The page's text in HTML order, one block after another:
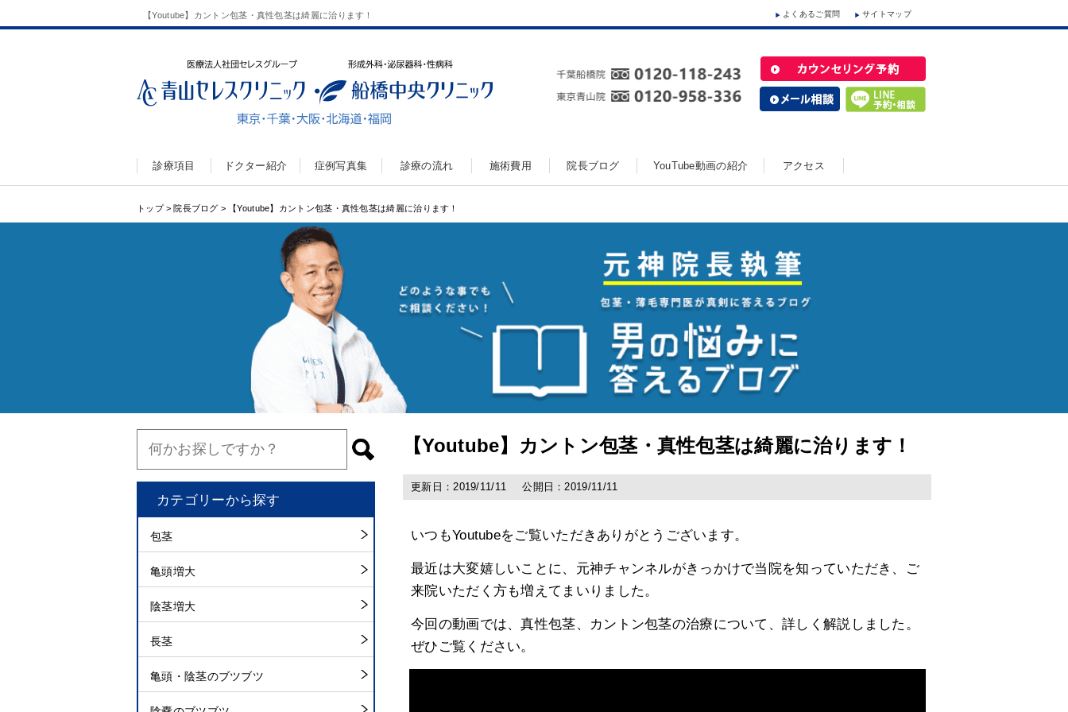
【Youtube】カントン包茎・真性包茎は綺麗に治ります！ よくあるご質問 サイトマップ
診療項目 ドクター紹介 症例写真集 診療の流れ 施術費用 院長ブログ YouTube動画の紹介 アクセス
トップ > 院長ブログ > 【Youtube】カントン包茎・真性包茎は綺麗に治ります！
【Youtube】カントン包茎・真性包茎は綺麗に治ります！
更新日：2019/11/11 公開日：2019/11/11
いつもYoutubeをご覧いただきありがとうございます。
最近は大変嬉しいことに、元神チャンネルがきっかけで当院を知っていただき、ご
来院いただく方も増えてまいりました。
今回の動画では、真性包茎、カントン包茎の治療について、詳しく解説しました。
ぜひご覧ください。
カテゴリーから探す
包茎
亀頭増大
陰茎増大
長茎
亀頭・陰茎のブツブツ